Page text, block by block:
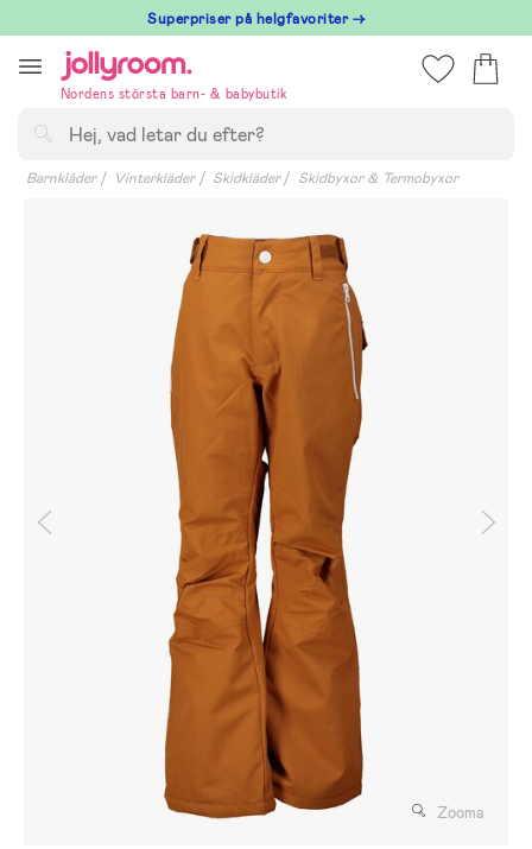
till
innehållet
Superpriser på helgfavoriter →
Nordens största barn- & babybutik
Barnkläder Vinterkläder Skidkläder Skidbyxor & Termobyxor
Zooma